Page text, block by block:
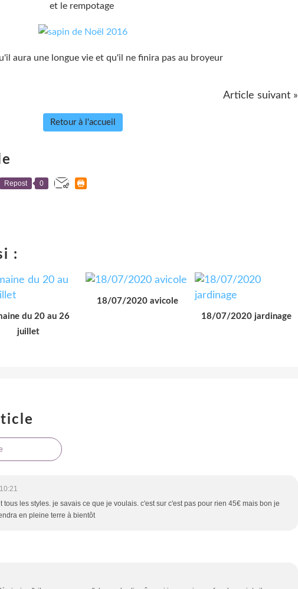
et le rempotage
aura une longue vie et qu'il ne finira pas au broyeur
Article suivant »
Retour à l'accueil
Repost 0
:
du 20 au 26
juillet
18/07/2020 avicole
18/07/2020 jardinage
tous les styles. je savais ce que je voulais. c'est sur c'est pas pour rien 45€ mais bon je
en pleine terre à bientôt